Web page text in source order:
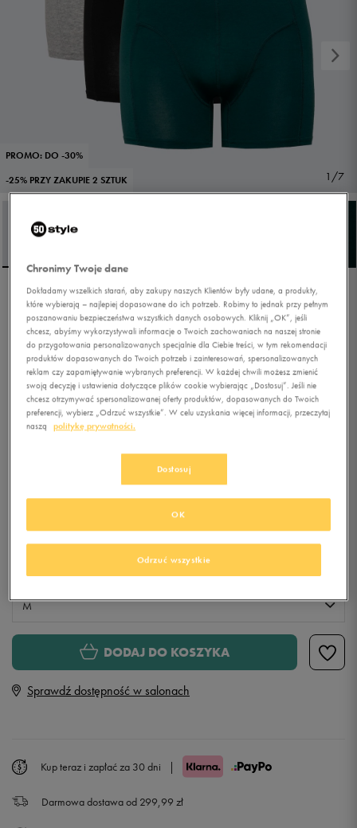
PROMO: DO -30%
-25% PRZY ZAKUPIE 2 SZTUK
1/7
UMBRO BOKSERKI RULMA
5.0 (10)
59,99zł-20%(cena bezpośrednio przed promocją)
55,99zł-14%(najniższa cena od momentu wprowadzenia produktu)
47,99złz Vat
M
L Powiadom o dostępności
DODAJ DO KOSZYKA
Sprawdź dostępność w salonach
Kup teraz i zapłać za 30 dni |
Darmowa dostawa od 299,99 zł
Chronimy Twoje dane
Dokładamy wszelkich starań, aby zakupy naszych Klientów były udane, a produkty,
które wybierają – najlepiej dopasowane do ich potrzeb. Robimy to jednak przy pełnym
poszanowaniu bezpieczeństwa wszystkich danych osobowych. Kliknij „OK”, jeśli
chcesz, abyśmy wykorzystywali informacje o Twoich zachowaniach na naszej stronie
do przygotowania personalizowanych specjalnie dla Ciebie treści, w tym rekomendacji
produktów dopasowanych do Twoich potrzeb i zainteresowań, spersonalizowanych
reklam czy zapamiętywanie wybranych preferencji. W każdej chwili możesz zmienić
swoją decyzję i ustawienia dotyczące plików cookie wybierając „Dostosuj”. Jeśli nie
chcesz otrzymywać spersonalizowanej oferty produktów, dopasowanych do Twoich
preferencji, wybierz „Odrzuć wszystkie”. W celu uzyskania więcej informacji, przeczytaj
naszą
politykę prywatności.
Dostosuj
Odrzuć wszystkie
OK